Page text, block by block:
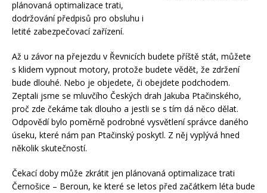
plánovaná optimalizace trati,
dodržování předpisů pro obsluhu i
letité zabezpečovací zařízení.
Až u závor na přejezdu v Řevnicích budete příště stát, můžete
s klidem vypnout motory, protože budete vědět, že zdržení
bude dlouhé. Nebo je objedete, či obejdete podchodem.
Zeptali jsme se mluvčího Českých drah Jakuba Ptačinského,
proč zde čekáme tak dlouho a jestli se s tím dá něco dělat.
Odpovědí bylo poměrně podrobné vysvětlení správce daného
úseku, které nám pan Ptačinský poskytl. Z něj vyplývá hned
několik skutečností.
Čekací doby může zkrátit jen plánovaná optimalizace trati
Černošice – Beroun, ke které se letos před začátkem léta bude